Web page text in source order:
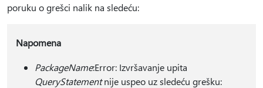
poruku o grešci nalik na sledeću:
Napomena
PackageName:Error: Izvršavanje upita
QueryStatementnije uspeo uz sledeću grešku: